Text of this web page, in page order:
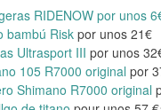
RIDENOW por unos
bambú Riskpor unos 21€
Ultrasport III por unos
105 R7000 original por
Shimano R7000 original